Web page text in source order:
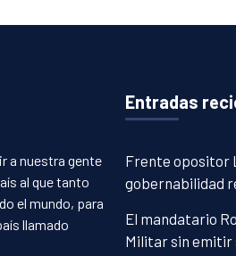
a nuestra gente
al que tanto
el mundo, para
llamado
Entradas
Frente opositor
gobernabilidad
El mandatario
Militar sin emitir